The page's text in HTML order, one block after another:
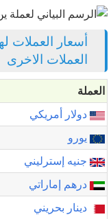
أسعار العملات
العملات الاخرى
العملة
دولار أمريكي
يورو
جنيه إسترليني
درهم إماراتي
دينار بحريني